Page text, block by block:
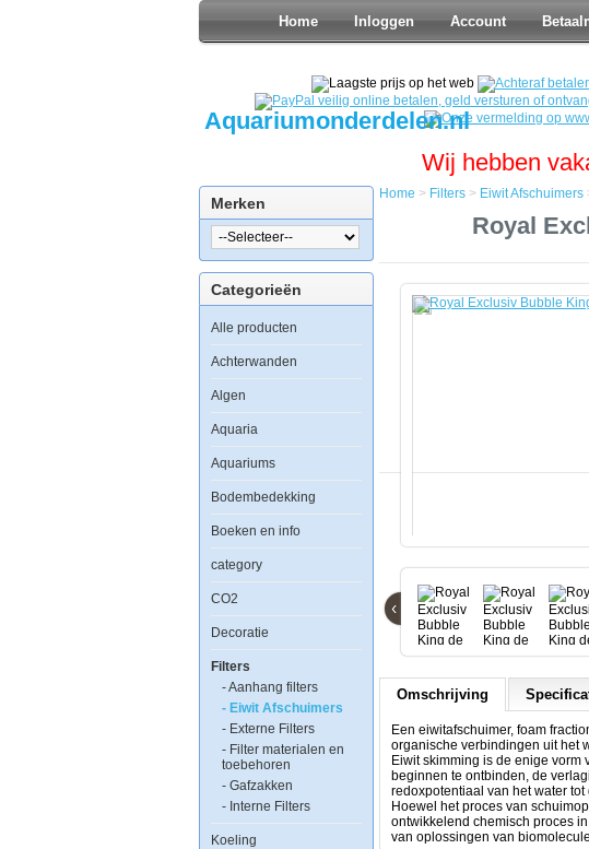
Home Inloggen Account
Aquariumonderdelen.nl
Wij hebben
Merken
Categorieën
Alle producten
Achterwanden
Algen
Aquaria
Aquariums
Bodembedekking
Boeken en info
category
CO2
Decoratie
Filters
- Aanhang filters
- Eiwit Afschuimers
- Externe Filters
- Filter materialen en
toebehoren
- Gafzakken
- Interne Filters
Koeling
Afschuimers
Royal
Exclusiv
Exclusiv
Bubble
King
de
200
Een
eiwitafschuimer,
foam
Home > Filters > Eiwit Afschuimers
Royal
‹
Omschrijving
Een eiwitafschuimer, foam
organische verbindingen uit het
Eiwit skimming is de enige
beginnen te ontbinden, de
redoxpotentiaal van het water tot
Hoewel het proces van
ontwikkelend chemisch proces
van oplossingen van